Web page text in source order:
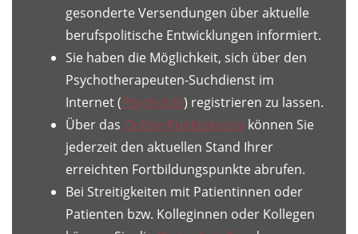
gesonderte Versendungen über aktuelle
berufspolitische Entwicklungen informiert.
Sie haben die Möglichkeit, sich über den
Psychotherapeuten-Suchdienst im
Internet (Psych-Info) registrieren zu lassen.
Über das Online-Punktekonto können Sie
jederzeit den aktuellen Stand Ihrer
erreichten Fortbildungspunkte abrufen.
Bei Streitigkeiten mit Patientinnen oder
Patienten bzw. Kolleginnen oder Kollegen